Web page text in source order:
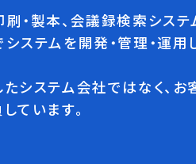
・製本、会議録検索シス
ステムを開発・管理・運
システム会社ではなく、
ています。